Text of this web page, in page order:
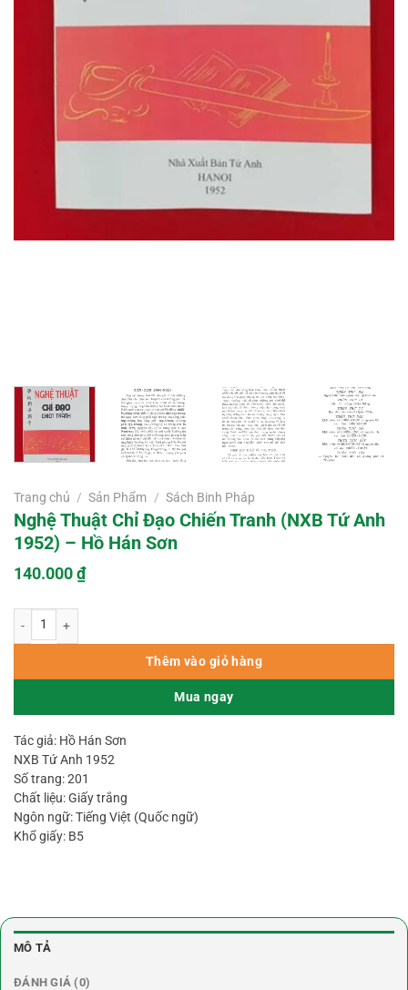
Trang chủ / Sản Phẩm / Sách Binh Pháp
Nghệ Thuật Chỉ Đạo Chiến Tranh (NXB Tứ Anh
1952) – Hồ Hán Sơn
140.000₫
Thêm vào giỏ hàng
Mua ngay
Tác giả: Hồ Hán Sơn
NXB Tứ Anh 1952
Số trang: 201
Chất liệu: Giấy trắng
Ngôn ngữ: Tiếng Việt (Quốc ngữ)
Khổ giấy: B5
MÔ TẢ
ĐÁNH GIÁ (0)